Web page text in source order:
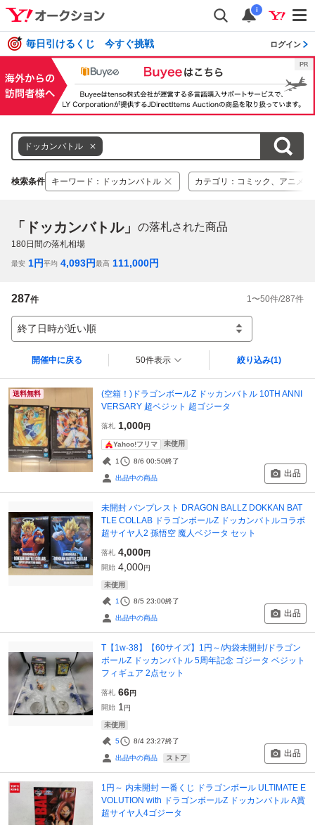
i
毎日引けるくじ 今すぐ挑戦 ログイン
ドッカンバトル
検索条件 キーワード ： ドッカンバトル カテゴリ ： コミック、アニメ
「ドッカンバトル」 の落札された商品
180日間の落札相場
最安 1円平均 4,093円最高 111,000円
287件 1 〜50件/287件
終了日時が近い順
開催中に戻る 50件表示 絞り込み(1)
送料無料
(空箱！)ドラゴンボールZ ドッカンバトル 10TH ANNI
VERSARY 超ベジット 超ゴジータ
落札 1,000円
Yahoo!フリマ 未使用
1 8/6 00:50終了
出品中の商品 出品
未開封 バンプレスト DRAGON BALLZ DOKKAN BAT
TLE COLLAB ドラゴンボールZ ドッカンバトルコラボ
超サイヤ人2 孫悟空 魔人ベジータ セット
落札 4,000円
開始 4,000円
未使用
1 8/5 23:00終了
出品中の商品 出品
T【1w-38】【60サイズ】1円～/内袋未開封/ドラゴン
ボールZ ドッカンバトル 5周年記念 ゴジータ ベジット
フィギュア 2点セット
落札 66円
開始 1 円
未使用
5 8/4 23:27終了
出品中の商品 ストア 出品
1円～ 内未開封 一番くじ ドラゴンボール ULTIMATE E
VOLUTION with ドラゴンボールZ ドッカンバトル A賞
超サイヤ人4ゴジータ